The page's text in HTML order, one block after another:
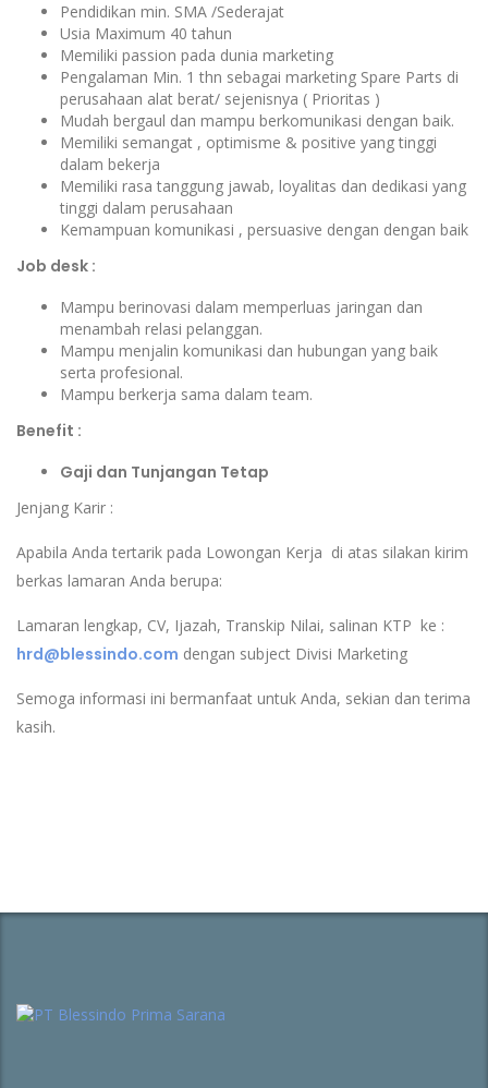
Pendidikan min. SMA /Sederajat
Usia Maximum 40 tahun
Memiliki passion pada dunia marketing
Pengalaman Min. 1 thn sebagai marketing Spare Parts di
perusahaan alat berat/ sejenisnya ( Prioritas )
Mudah bergaul dan mampu berkomunikasi dengan baik.
Memiliki semangat , optimisme & positive yang tinggi
dalam bekerja
Memiliki rasa tanggung jawab, loyalitas dan dedikasi yang
tinggi dalam perusahaan
Kemampuan komunikasi , persuasive dengan dengan baik
Job desk :
Mampu berinovasi dalam memperluas jaringan dan
menambah relasi pelanggan.
Mampu menjalin komunikasi dan hubungan yang baik
serta profesional.
Mampu berkerja sama dalam team.
Benefit :
Gaji dan Tunjangan Tetap
Jenjang Karir :
Apabila Anda tertarik pada Lowongan Kerja di atas silakan kirim
berkas lamaran Anda berupa:
Lamaran lengkap, CV, Ijazah, Transkip Nilai, salinan KTP ke :
hrd@blessindo.com dengan subject Divisi Marketing
Semoga informasi ini bermanfaat untuk Anda, sekian dan terima
kasih.